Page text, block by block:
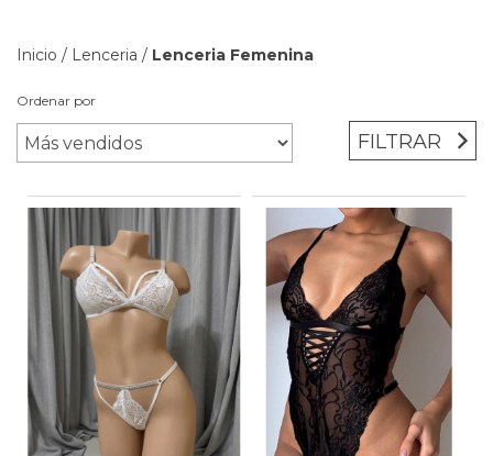
Inicio / Lenceria / Lenceria Femenina
Ordenar por
FILTRAR